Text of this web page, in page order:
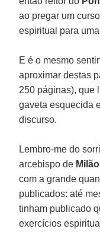
ao pregar um
espiritual para
E é o mesmo
aproximar destas
250 páginas), que
gaveta esquecida
discurso.
Lembro-me do
arcebispo de Milão
com a grande
publicados: até
tinham publicado
exercícios